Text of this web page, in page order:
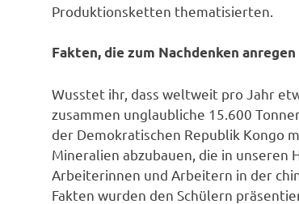
Produktionsketten thematisierten.
Fakten, die zum Nachdenken anregen
Wusstet ihr, dass weltweit pro Jahr
zusammen unglaubliche 15.600
der Demokratischen Republik Kongo
Mineralien abzubauen, die in unseren
Arbeiterinnen und Arbeitern in der
Fakten wurden den Schülern